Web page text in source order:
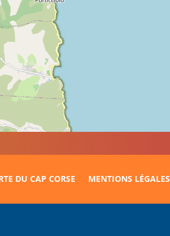
DU CAP CORSE MENTIONS LÉGALES